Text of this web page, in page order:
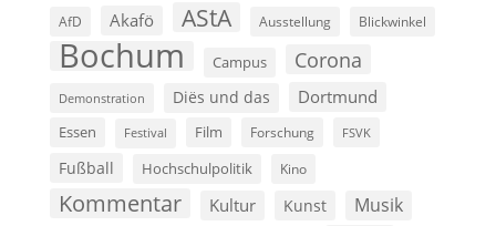
AfD Akafö AStA Ausstellung Blickwinkel
Bochum Campus Corona
Demonstration Diës und das Dortmund
Essen Festival Film Forschung FSVK
Fußball Hochschulpolitik Kino
Kommentar Kultur Kunst Musik